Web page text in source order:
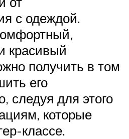
с одеждой.
красивый
получить в том
его
следуя для этого
которые
классе.